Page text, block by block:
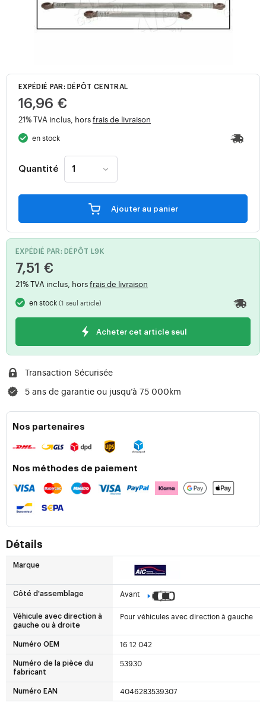
EXPÉDIÉ PAR: DÉPÔT CENTRAL
16,96 €
21% TVA inclus, horsfrais de livraison
en stock
Quantité
Ajouter au panier
EXPÉDIÉ PAR: DÉPÔT L9K
7,51 €
21% TVA inclus, horsfrais de livraison
en stock(1 seul article)
Acheter cet article seul
Transaction Sécurisée
5 ans de garantie ou jusqu’à 75 000km
Nos partenaires
Nos méthodes de paiement
Détails
Marque
Côté d'assemblage Avant
Véhicule avec direction à
gauche ou à droite
Pour véhicules avec direction à gauche
Numéro OEM 16 12 042
Numéro de la pièce du
fabricant
53930
Numéro EAN 4046283539307